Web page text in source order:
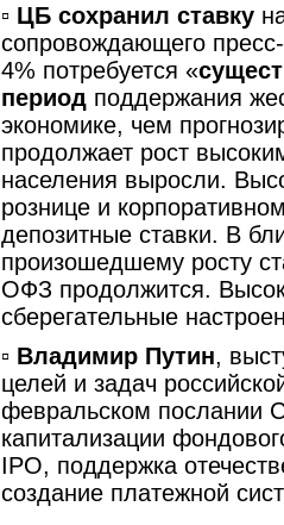
▫️ ЦБ сохранил ставку
сопровождающего
4% потребуется «
период поддержания
экономике, чем
продолжает рост
населения выросли.
рознице и
депозитные ставки. В
произошедшему росту
ОФЗ продолжится.
сберегательные
▫️ Владимир Путин,
целей и задач
февральском послании
капитализации
IPO, поддержка
создание платежной